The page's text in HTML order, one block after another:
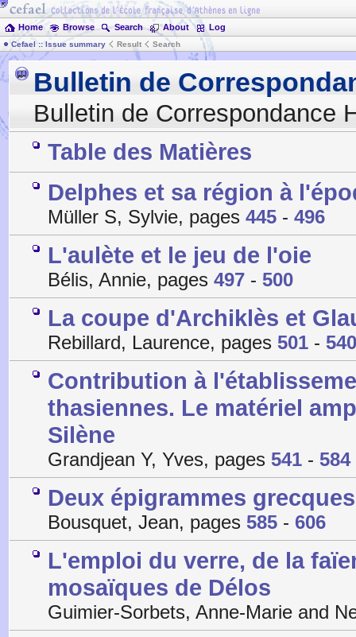
Home Browse Search About Log
Cefael :: Issue summary Result Search
Bulletin de
Bulletin de Correspondance
Table des Matières
Delphes et sa région à
Müller S, Sylvie, pages 445 - 496
L'aulète et le jeu de l'oie
Bélis, Annie, pages 497 - 500
La coupe d'Archiklès et
Rebillard, Laurence, pages 501 - 540
Contribution à
thasiennes. Le matériel
Silène
Grandjean Y, Yves, pages 541 - 584
Deux épigrammes
Bousquet, Jean, pages 585 - 606
L'emploi du verre, de la
mosaïques de Délos
Guimier-Sorbets, Anne-Marie and